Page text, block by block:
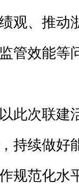
观、推动
管效能等
此次联建
持续做好
规范化水